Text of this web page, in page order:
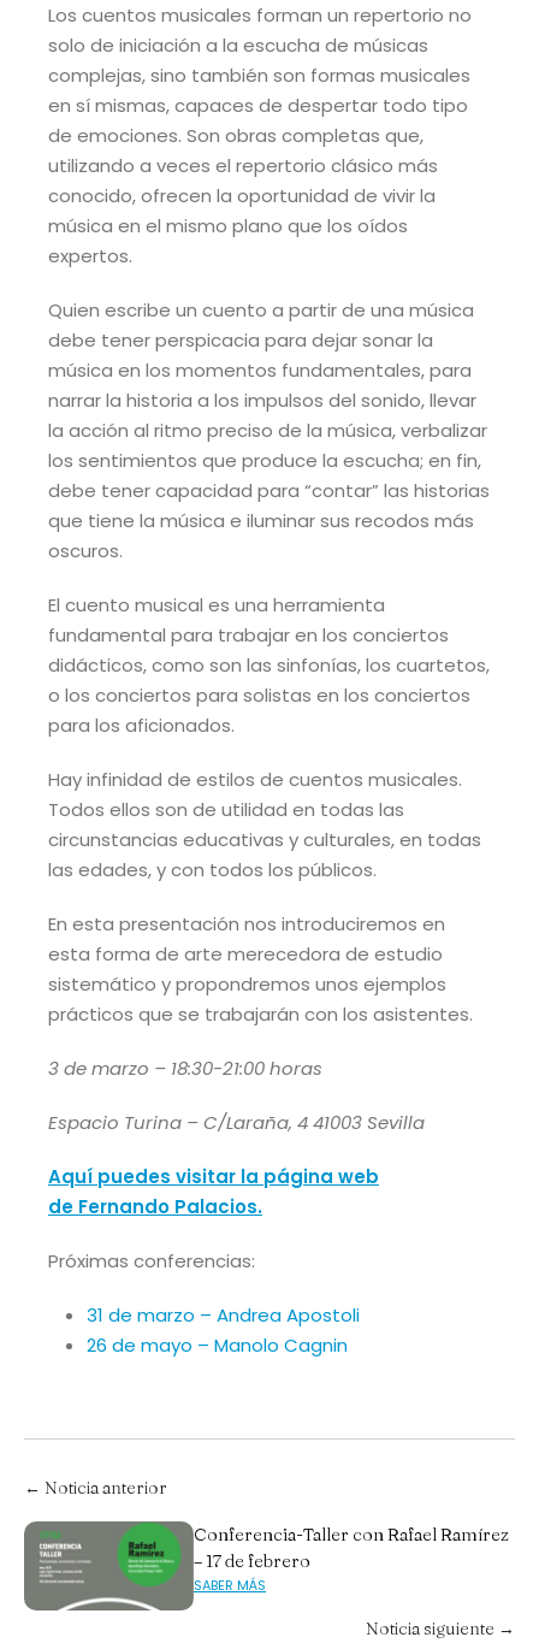
Los cuentos musicales forman un repertorio no
solo de iniciación a la escucha de músicas
complejas, sino también son formas musicales
en sí mismas, capaces de despertar todo tipo
de emociones. Son obras completas que,
utilizando a veces el repertorio clásico más
conocido, ofrecen la oportunidad de vivir la
música en el mismo plano que los oídos
expertos.
Quien escribe un cuento a partir de una música
debe tener perspicacia para dejar sonar la
música en los momentos fundamentales, para
narrar la historia a los impulsos del sonido, llevar
la acción al ritmo preciso de la música, verbalizar
los sentimientos que produce la escucha; en fin,
debe tener capacidad para “contar” las historias
que tiene la música e iluminar sus recodos más
oscuros.
El cuento musical es una herramienta
fundamental para trabajar en los conciertos
didácticos, como son las sinfonías, los cuartetos,
o los conciertos para solistas en los conciertos
para los aficionados.
Hay infinidad de estilos de cuentos musicales.
Todos ellos son de utilidad en todas las
circunstancias educativas y culturales, en todas
las edades, y con todos los públicos.
En esta presentación nos introduciremos en
esta forma de arte merecedora de estudio
sistemático y propondremos unos ejemplos
prácticos que se trabajarán con los asistentes.
3 de marzo – 18:30-21:00 horas
Espacio Turina – C/Laraña, 4 41003 Sevilla
Aquí puedes visitar la página web
de Fernando Palacios.
Próximas conferencias:
31 de marzo – Andrea Apostoli
26 de mayo – Manolo Cagnin
← Noticia anterior
Conferencia-Taller con Rafael Ramírez
– 17 de febrero
SABER MÁS
Noticia siguiente →